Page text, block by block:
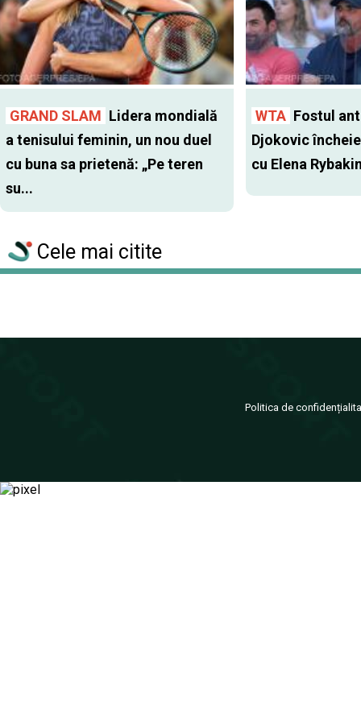
GRAND SLAM Lidera mondială
a tenisului feminin, un nou duel
cu buna sa prietenă: „Pe teren
su...
WTA Fostul
Djokovic
cu Elena
Cele mai citite
Politica de